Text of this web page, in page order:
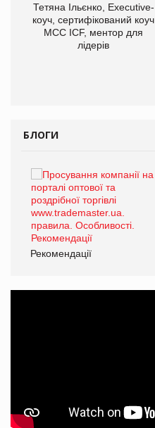
Тетяна Ільєнко, Executive-
коуч, сертифікований коуч
МСС ICF, ментор для
лідерів
БЛОГИ
Рекомендації